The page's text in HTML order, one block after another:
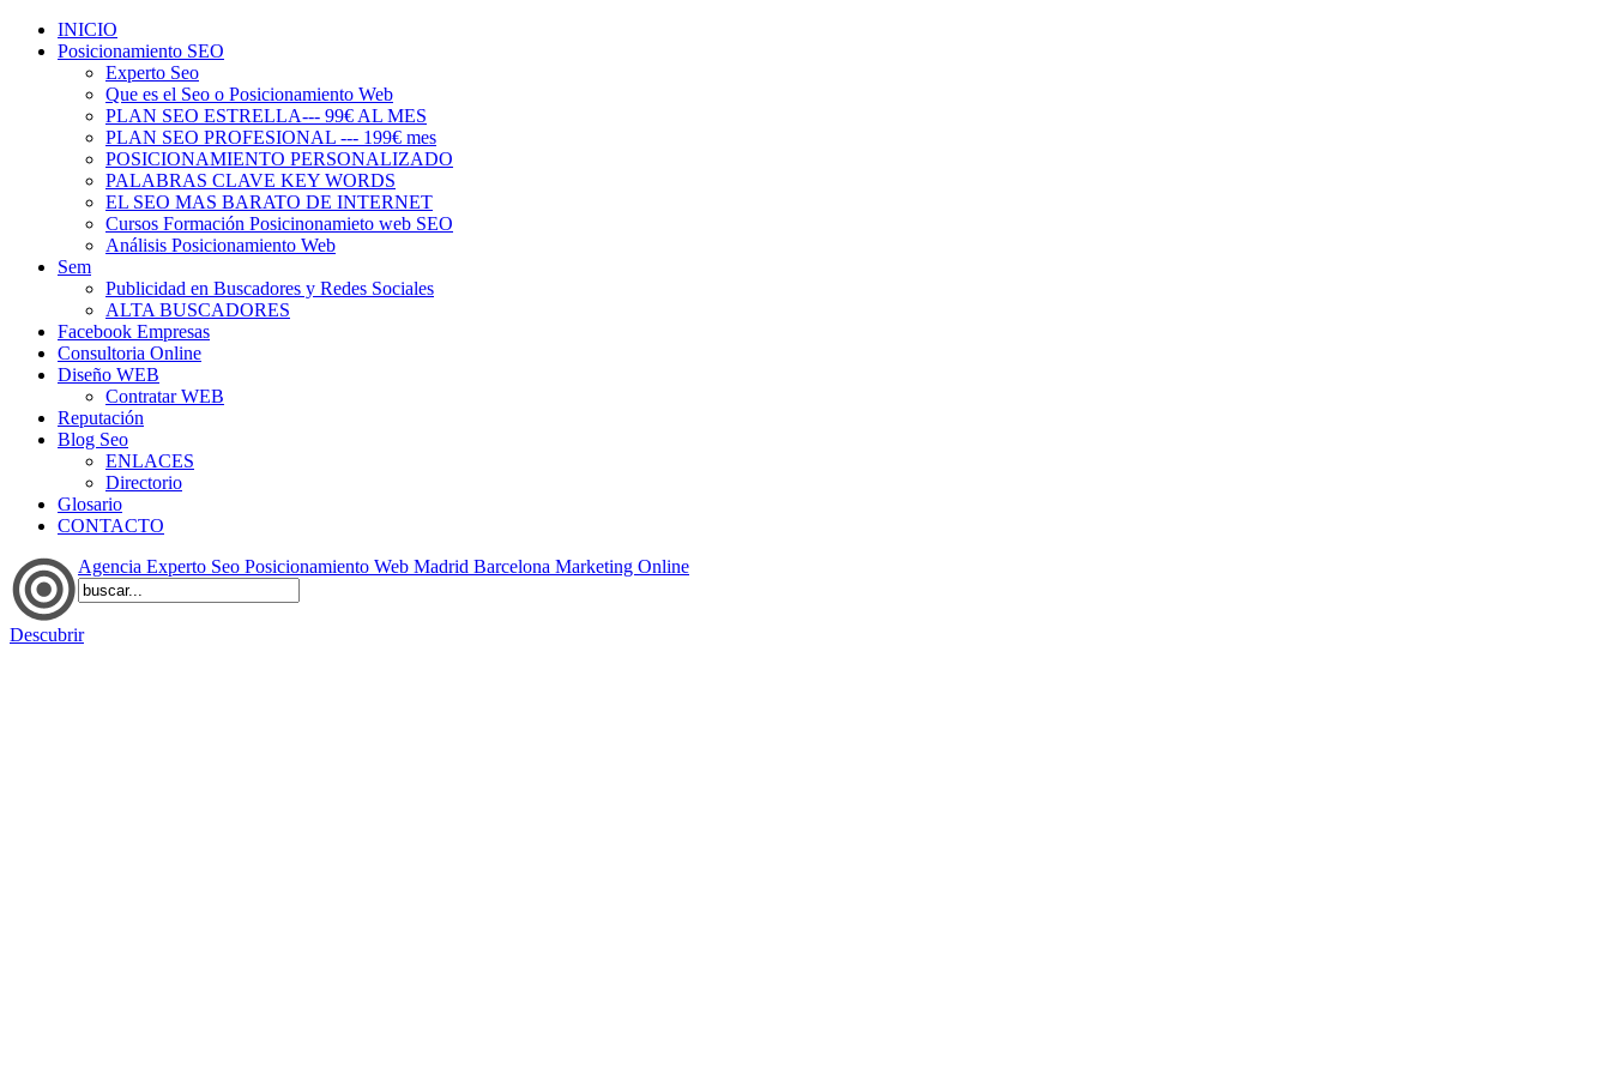
INICIO
Posicionamiento SEO
Experto Seo
Que es el Seo o Posicionamiento Web
PLAN SEO ESTRELLA--- 99€ AL MES
PLAN SEO PROFESIONAL --- 199€ mes
POSICIONAMIENTO PERSONALIZADO
PALABRAS CLAVE KEY WORDS
EL SEO MAS BARATO DE INTERNET
Cursos Formación Posicinonamieto web SEO
Análisis Posicionamiento Web
Sem
Publicidad en Buscadores y Redes Sociales
ALTA BUSCADORES
Facebook Empresas
Consultoria Online
Diseño WEB
Contratar WEB
Reputación
Blog Seo
ENLACES
Directorio
Glosario
CONTACTO
Agencia Experto Seo Posicionamiento Web Madrid Barcelona Marketing Online
Descubrir